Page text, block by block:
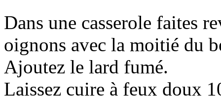
Dans une casserole faites
oignons avec la moitié du
Ajoutez le lard fumé.
Laissez cuire à feux doux